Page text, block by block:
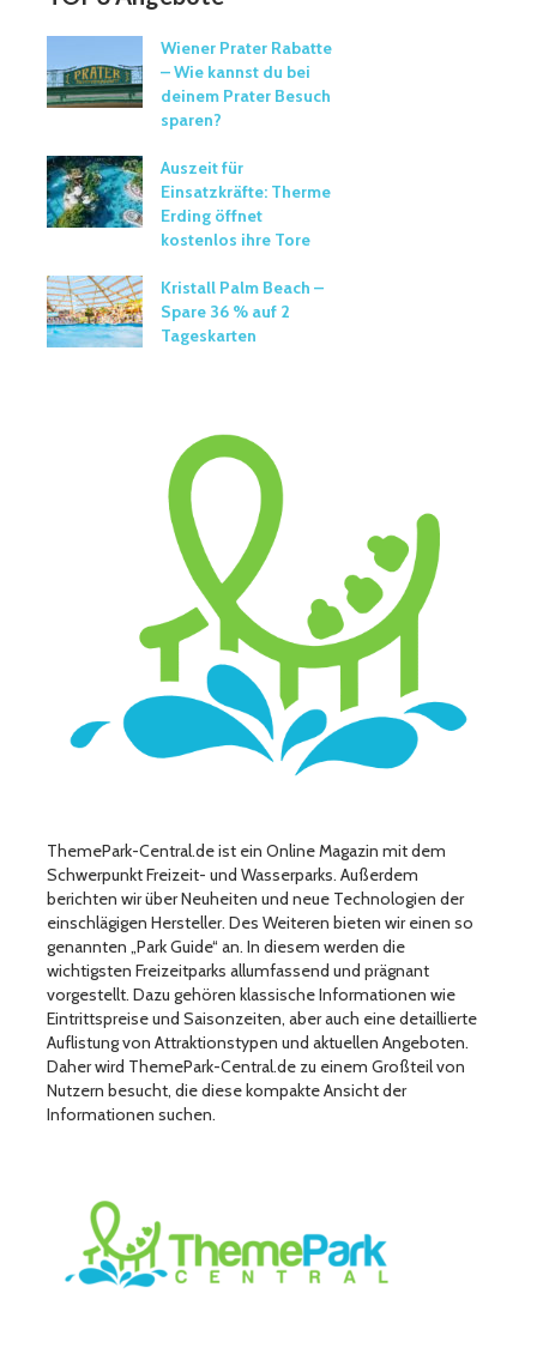
Wiener Prater Rabatte
– Wie kannst du bei
deinem Prater Besuch
sparen?
Auszeit für
Einsatzkräfte: Therme
Erding öffnet
kostenlos ihre Tore
Kristall Palm Beach –
Spare 36 % auf 2
Tageskarten
ThemePark-Central.de ist ein Online Magazin mit dem
Schwerpunkt Freizeit- und Wasserparks. Außerdem
berichten wir über Neuheiten und neue Technologien der
einschlägigen Hersteller. Des Weiteren bieten wir einen so
genannten „Park Guide“ an. In diesem werden die
wichtigsten Freizeitparks allumfassend und prägnant
vorgestellt. Dazu gehören klassische Informationen wie
Eintrittspreise und Saisonzeiten, aber auch eine detaillierte
Auflistung von Attraktionstypen und aktuellen Angeboten.
Daher wird ThemePark-Central.de zu einem Großteil von
Nutzern besucht, die diese kompakte Ansicht der
Informationen suchen.